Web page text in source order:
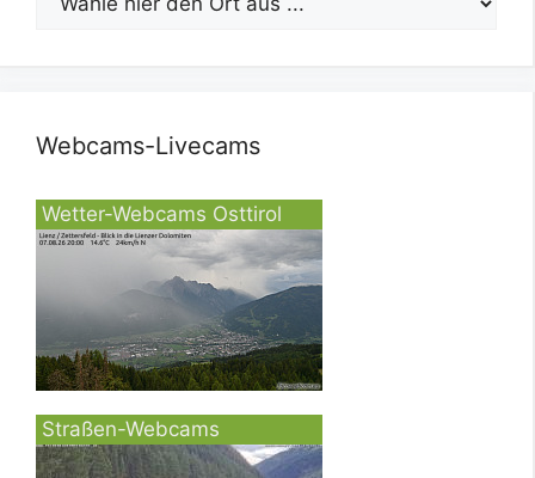
Webcams-Livecams
Wetter-Webcams Osttirol
Straßen-Webcams